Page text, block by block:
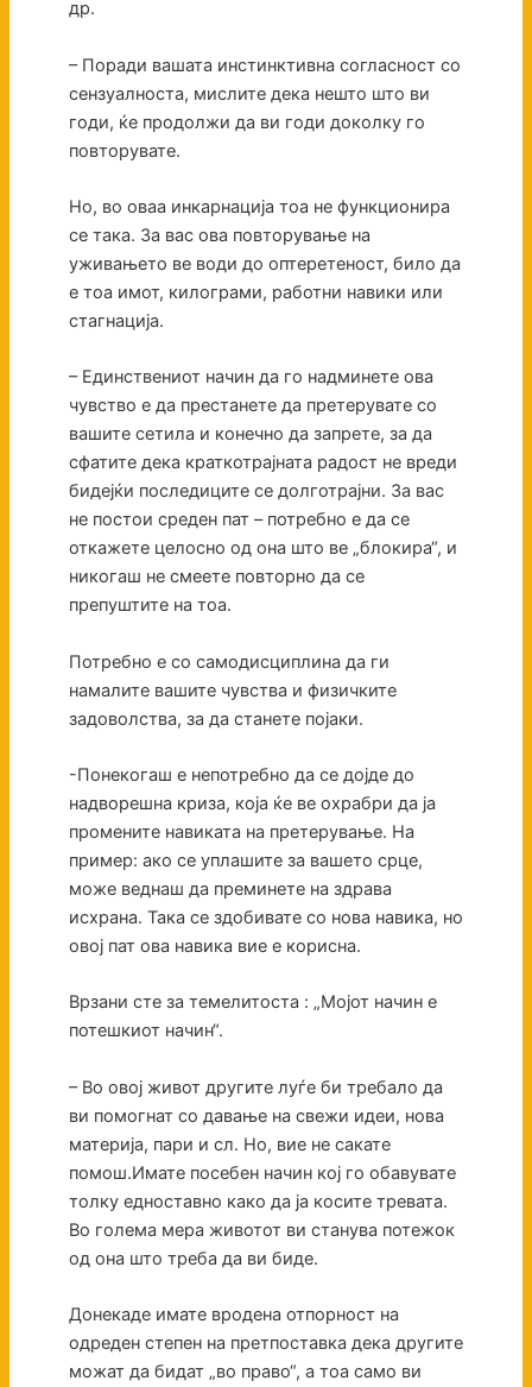
др.
– Поради вашата инстинктивна согласност со
сензуалноста, мислите дека нешто што ви
годи, ќе продолжи да ви годи доколку го
повторувате.
Но, во оваа инкарнација тоа не функционира
се така. За вас ова повторување на
уживањето ве води до оптеретеност, било да
е тоа имот, килограми, работни навики или
стагнација.
– Единствениот начин да го надминете ова
чувство е да престанете да претерувате со
вашите сетила и конечно да запрете, за да
сфатите дека краткотрајната радост не вреди
бидејќи последиците се долготрајни. За вас
не постои среден пат – потребно е да се
откажете целосно од она што ве „блокира“, и
никогаш не смеете повторно да се
препуштите на тоа.
Потребно е со самодисциплина да ги
намалите вашите чувства и физичките
задоволства, за да станете појаки.
-Понекогаш е непотребно да се дојде до
надворешна криза, која ќе ве охрабри да ја
промените навиката на претерување. На
пример: ако се уплашите за вашето срце,
може веднаш да преминете на здрава
исхрана. Така се здобивате со нова навика, но
овој пат ова навика вие е корисна.
Врзани сте за темелитоста : „Мојот начин е
потешкиот начин“.
– Во овој живот другите луѓе би требало да
ви помогнат со давање на свежи идеи, нова
материја, пари и сл. Но, вие не сакате
помош.Имате посебен начин кој го обавувате
толку едноставно како да ја косите тревата.
Во голема мера животот ви станува потежок
од она што треба да ви биде.
Донекаде имате вродена отпорност на
одреден степен на претпоставка дека другите
можат да бидат „во право“, а тоа само ви